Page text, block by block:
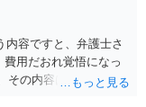
るからです）。 特別
から婚姻費用は定め
の利益のために支払
も相当だと思いま
容ですと、弁護士さ
用だおれ覚悟になっ
その内容は、法律的に